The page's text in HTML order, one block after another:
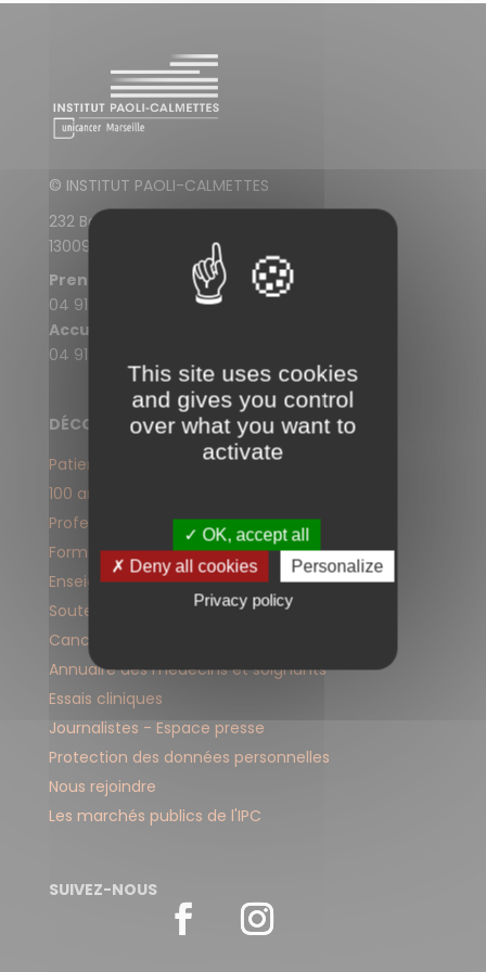
© INSTITUT PAOLI-CALMETTES
232 Boulevard de Sainte-Marguerite
13009 Marseille
Prendre rendez-vous
04 91 22 30 30
Accueil de l'IPC
04 91 22 33 33
DÉCOUVREZ LE SITE WEB DE L'IPC
Patients et proches
100 ans d'engagement
Professionnels de santé
Formation
Enseignement
Soutenir l'IPC
Cancers pris en charge à l'IPC
Annuaire des médecins et soignants
Essais cliniques
Journalistes - Espace presse
Protection des données personnelles
Nous rejoindre
Les marchés publics de l'IPC
SUIVEZ-NOUS
This site uses cookies
and gives you control
over what you want to
activate
✓ OK, accept all
✗ Deny all cookies
Personalize
Privacy policy